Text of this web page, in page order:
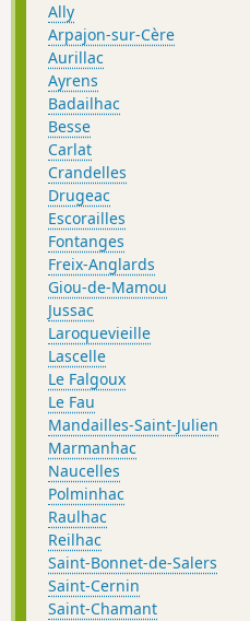
Ally
Arpajon-sur-Cère
Aurillac
Ayrens
Badailhac
Besse
Carlat
Crandelles
Drugeac
Escorailles
Fontanges
Freix-Anglards
Giou-de-Mamou
Jussac
Laroquevieille
Lascelle
Le Falgoux
Le Fau
Mandailles-Saint-Julien
Marmanhac
Naucelles
Polminhac
Raulhac
Reilhac
Saint-Bonnet-de-Salers
Saint-Cernin
Saint-Chamant